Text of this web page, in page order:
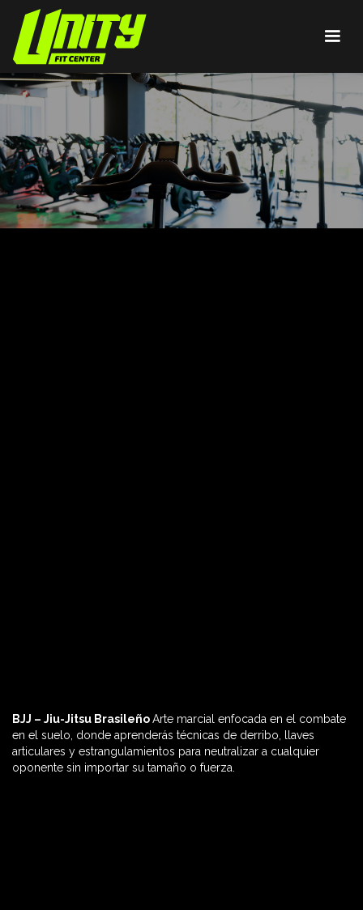
 60 MIN
BJJ – Jiu-Jitsu BrasileñoArte marcial enfocada en el combate
en el suelo, donde aprenderás técnicas de derribo, llaves
articulares y estrangulamientos para neutralizar a cualquier
oponente sin importar su tamaño o fuerza.